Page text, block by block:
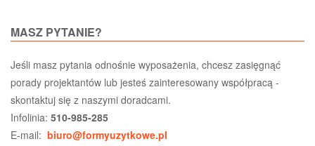
MASZ PYTANIE?
Jeśli masz pytania odnośnie wyposażenia, chcesz zasięgnąć
porady projektantów lub jesteś zainteresowany współpracą -
skontaktuj się z naszymi doradcami.
Infolinia: 510-985-285
E-mail: biuro@formyuzytkowe.pl